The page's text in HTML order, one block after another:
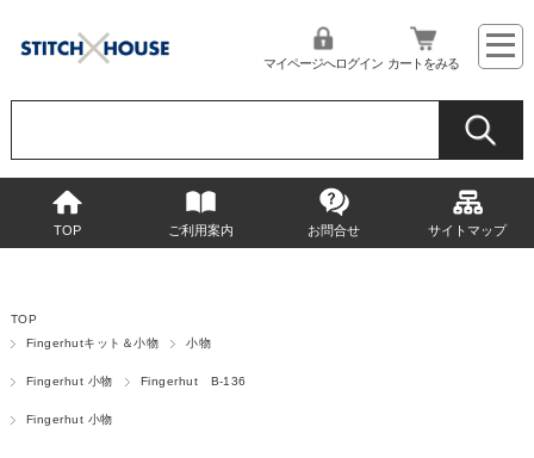
マイページへログイン カートをみる
TOP ご利用案内 お問合せ サイトマップ
TOP
Fingerhutキット＆小物
小物
Fingerhut 小物 Fingerhut B-136
Fingerhut 小物